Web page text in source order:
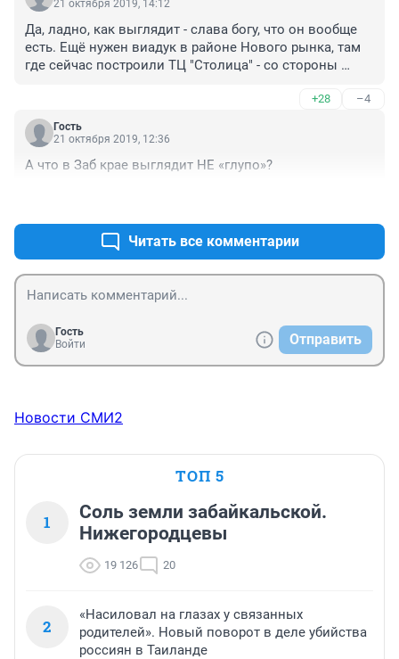
21 октября 2019, 14:12
Да, ладно, как выглядит - слава богу, что он вообще
есть. Ещё нужен виадук в районе Нового рынка, там
где сейчас построили ТЦ "Столица" - со стороны
попасть на другую сторону Бабушкиной улицы кроме
как обходить целый квартал до Богомягковой - это же
жуть, как неудобно! Сразу ясно, что чиновники
голову не приходит, что в городе для пешеходов
хочу напомнить, что большинство людей в нашем
городе - это пешеходы. А инвалиды, пенсионеры? О
них вообще кто-то думает у нас в Чите? Не город, а
какое-то архитектурно-плановое недоразумение.
Просто ужас какой-то.
+28 –4
Гость
21 октября 2019, 12:36
А что в Заб крае выглядит НЕ «глупо»?
Читать все комментарии
Гость
Войти
Отправить
Новости СМИ2
ТОП 5
1
Соль земли забайкальской.
Нижегородцевы
19 126 20
2
«Насиловал на глазах у связанных
родителей». Новый поворот в деле убийства
россиян в Таиланде